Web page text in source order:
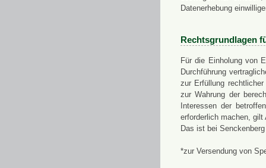
Datenerhebung
Rechtsgrundlagen
Für die Einholung von
Durchführung
zur Erfüllung
zur Wahrung der
Interessen der
erforderlich machen,
Das ist bei
*zur Versendung von